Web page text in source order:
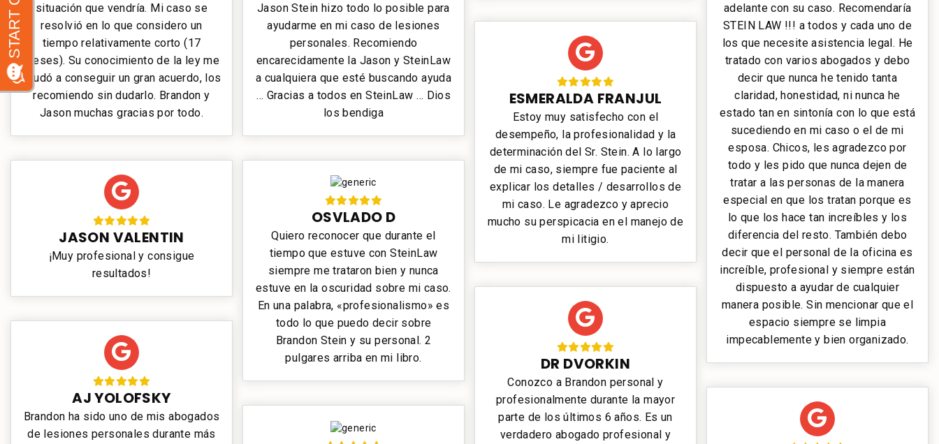
situación que vendría. Mi caso se
resolvió en lo que considero un
tiempo relativamente corto (17
meses). Su conocimiento de la ley me
ayudó a conseguir un gran acuerdo, los
recomiendo sin dudarlo. Brandon y
Jason muchas gracias por todo.
JASON VALENTIN
¡Muy profesional y consigue
resultados!
AJ YOLOFSKY
Brandon ha sido uno de mis abogados
de lesiones personales durante más
Jason Stein hizo todo lo posible para
ayudarme en mi caso de lesiones
personales. Recomiendo
encarecidamente la Jason y SteinLaw
a cualquiera que esté buscando ayuda
… Gracias a todos en SteinLaw … Dios
los bendiga
OSVLADO D
Quiero reconocer que durante el
tiempo que estuve con SteinLaw
siempre me trataron bien y nunca
estuve en la oscuridad sobre mi caso.
En una palabra, «profesionalismo» es
todo lo que puedo decir sobre
Brandon Stein y su personal. 2
pulgares arriba en mi libro.
ESMERALDA FRANJUL
Estoy muy satisfecho con el
desempeño, la profesionalidad y la
determinación del Sr. Stein. A lo largo
de mi caso, siempre fue paciente al
explicar los detalles / desarrollos de
mi caso. Le agradezco y aprecio
mucho su perspicacia en el manejo de
mi litigio.
DR DVORKIN
Conozco a Brandon personal y
profesionalmente durante la mayor
parte de los últimos 6 años. Es un
verdadero abogado profesional y
adelante con su caso. Recomendaría
STEIN LAW !!! a todos y cada uno de
los que necesite asistencia legal. He
tratado con varios abogados y debo
decir que nunca he tenido tanta
claridad, honestidad, ni nunca he
estado tan en sintonía con lo que está
sucediendo en mi caso o el de mi
esposa. Chicos, les agradezco por
todo y les pido que nunca dejen de
tratar a las personas de la manera
especial en que los tratan porque es
lo que los hace tan increíbles y los
diferencia del resto. También debo
decir que el personal de la oficina es
increíble, profesional y siempre están
dispuesto a ayudar de cualquier
manera posible. Sin mencionar que el
espacio siempre se limpia
impecablemente y bien organizado.